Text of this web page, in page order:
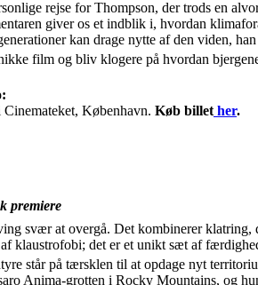
rejse for Thompson, der trods en
giver os et indblik i, hvordan
kan drage nytte af den viden,
film og bliv klogere på hvordan
København. Køb billet her.
premiere
svær at overgå. Det kombinerer
klaustrofobi; det er et unikt sæt af
står på tærsklen til at opdage nyt
Anima-grotten i Rocky Mountains, og